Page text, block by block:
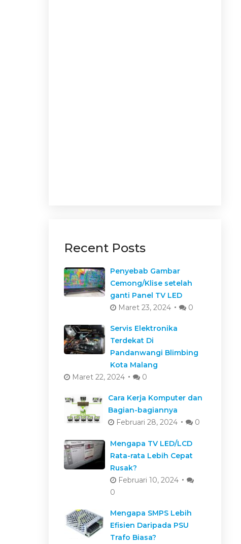
Recent Posts
Penyebab Gambar
Cemong/Klise setelah
ganti Panel TV LED
Maret 23, 2024
0
Servis Elektronika
Terdekat Di
Pandanwangi Blimbing
Kota Malang
Maret 22, 2024
0
Cara Kerja Komputer dan
Bagian-bagiannya
Februari 28, 2024
0
Mengapa TV LED/LCD
Rata-rata Lebih Cepat
Rusak?
Februari 10, 2024
0
Mengapa SMPS Lebih
Efisien Daripada PSU
Trafo Biasa?